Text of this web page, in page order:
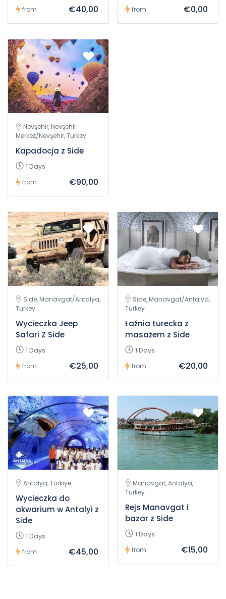
from €40,00 from €0,00
Nevşehir, Nevşehir
Merkez/Nevşehir, Turkey
Kapadocja z Side
1 Days
from €90,00
Side, Manavgat/Antalya,
Turkey
Wycieczka Jeep
Safari Z Side
1 Days
from €25,00
Side, Manavgat/Antalya,
Turkey
Łaźnia turecka z
masażem z Side
1 Days
from €20,00
Antalya, Türkiye
Wycieczka do
akwarium w Antalyi z
Side
1 Days
from €45,00
Manavgat, Antalya,
Turkey
Rejs Manavgat i
bazar z Side
1 Days
from €15,00